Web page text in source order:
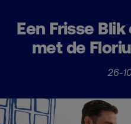
Een Frisse
met de
26-